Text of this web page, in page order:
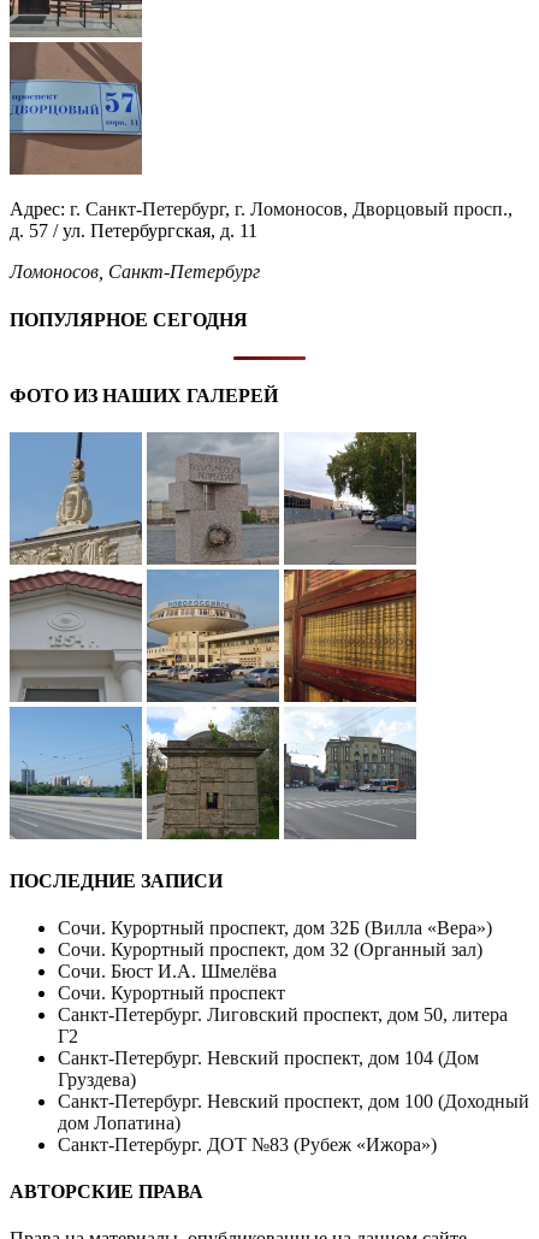
Адрес: г. Санкт-Петербург, г. Ломоносов, Дворцовый просп.,
д. 57 / ул. Петербургская, д. 11
Ломоносов Санкт-Петербург
ПОПУЛЯРНОЕ СЕГОДНЯ
ФОТО ИЗ НАШИХ ГАЛЕРЕЙ
ПОСЛЕДНИЕ ЗАПИСИ
Сочи. Курортный проспект, дом 32Б (Вилла «Вера»)
Сочи. Курортный проспект, дом 32 (Органный зал)
Сочи. Бюст И.А. Шмелёва
Сочи. Курортный проспект
Санкт-Петербург. Лиговский проспект, дом 50, литера
Г2
Санкт-Петербург. Невский проспект, дом 104 (Дом
Груздева)
Санкт-Петербург. Невский проспект, дом 100 (Доходный
дом Лопатина)
Санкт-Петербург. ДОТ №83 (Рубеж «Ижора»)
АВТОРСКИЕ ПРАВА